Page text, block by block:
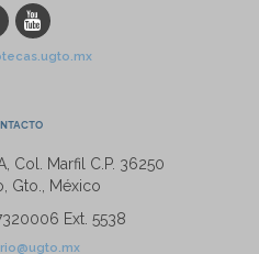
Col. Marfil C.P. 36250
Gto., México
Ext. 5538